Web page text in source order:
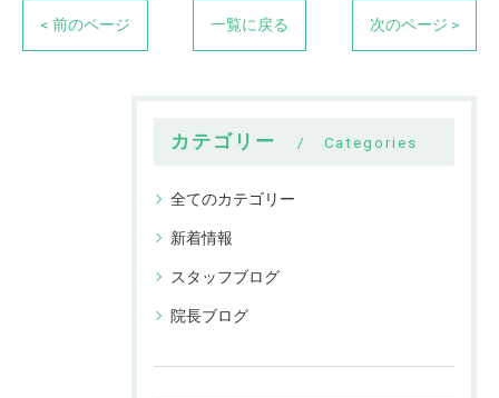
< 前のページ 一覧に戻る 次のページ >
カテゴリー Categories
全てのカテゴリー
新着情報
スタッフブログ
院長ブログ